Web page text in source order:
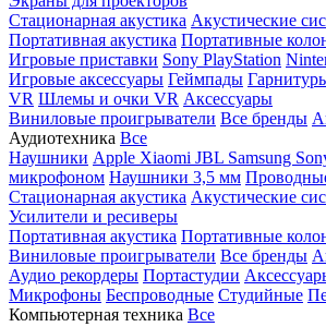
Стационарная акустика Акустические
Портативная акустика Портативные
Игровые приставки Sony PlayStation
Игровые аксессуары Геймпады
VR Шлемы и очки VR Аксессуары
Виниловые проигрыватели Все бренды
Аудиотехника Все
Наушники Apple Xiaomi JBL Samsung
микрофоном Наушники 3,5 мм
Стационарная акустика Акустические
Усилители и ресиверы
Портативная акустика Портативные
Виниловые проигрыватели Все бренды
Аудио рекордеры Портастудии
Микрофоны Беспроводные Студийные
Компьютерная техника Все